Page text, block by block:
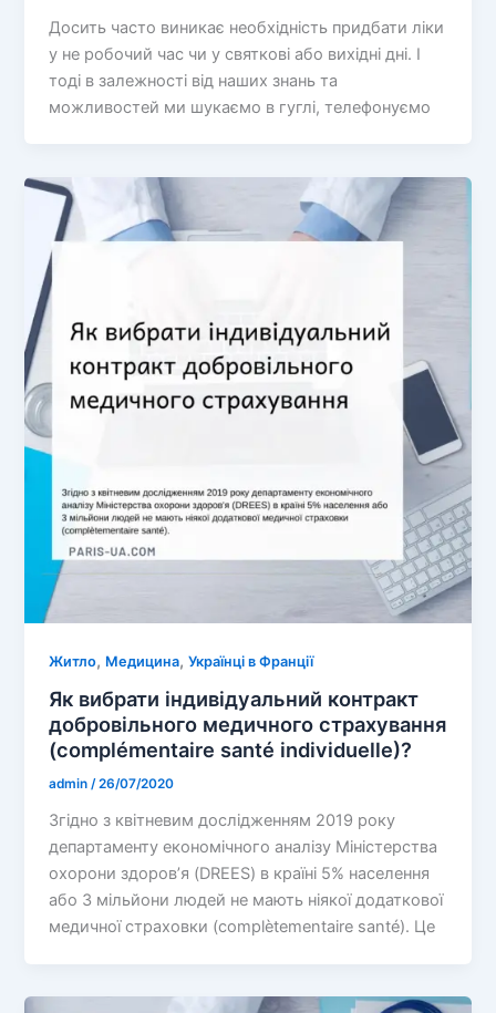
Досить часто виникає необхідність придбати ліки
у не робочий час чи у святкові або вихідні дні. І
тоді в залежності від наших знань та
можливостей ми шукаємо в гуглі, телефонуємо
Житло, Медицина,Українці в Франції
Як вибрати індивідуальний контракт
добровільного медичного страхування
(complémentaire santé individuelle)?
admin/26/07/2020
Згідно з квітневим дослідженням 2019 року
департаменту економічного аналізу Міністерства
охорони здоров’я (DREES) в країні 5% населення
або 3 мільйони людей не мають ніякої додаткової
медичної страховки (complètementaire santé). Це